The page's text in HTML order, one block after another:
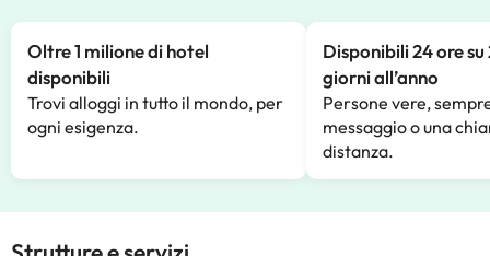
Oltre 1 milione di hotel
disponibili
Trovi alloggi in tutto il mondo, per
ogni esigenza.
Disponibili 24 ore su
giorni all’anno
Persone vere,
messaggio o una
distanza.